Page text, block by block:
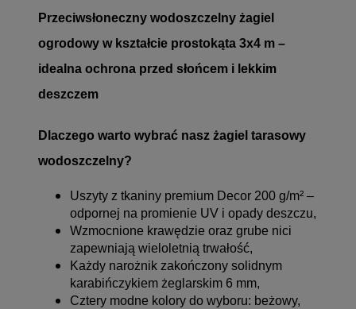
Przeciwsłoneczny wodoszczelny żagiel
ogrodowy w kształcie prostokąta 3x4 m –
idealna ochrona przed słońcem i lekkim
deszczem
Dlaczego warto wybrać nasz żagiel tarasowy
wodoszczelny?
Uszyty z tkaniny premium Decor 200 g/m² –
odpornej na promienie UV i opady deszczu,
Wzmocnione krawędzie oraz grube nici
zapewniają wieloletnią trwałość,
Każdy narożnik zakończony solidnym
karabińczykiem żeglarskim 6 mm,
Cztery modne kolory do wyboru: beżowy,